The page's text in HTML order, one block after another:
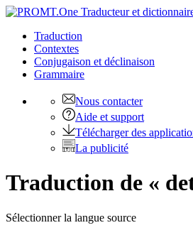
Traduction
Contextes
Conjugaison et déclinaison
Grammaire
Nous contacter
Aide et support
Télécharger des
La publicité
Traduction de «
Sélectionner la langue source